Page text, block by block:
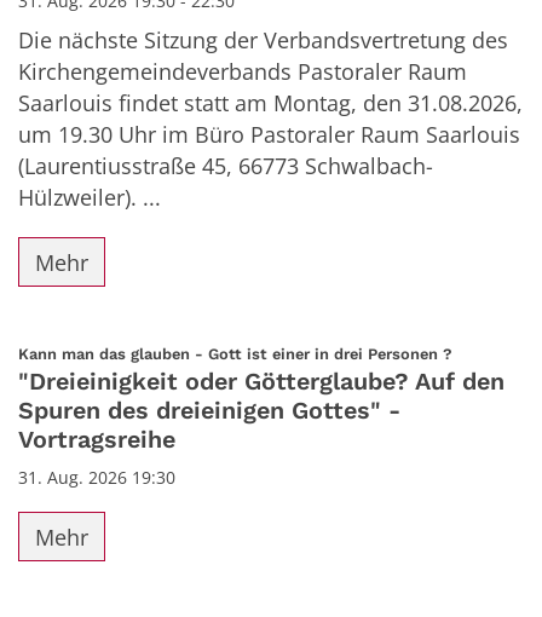
Die nächste Sitzung der Verbandsvertretung des
Kirchengemeindeverbands Pastoraler Raum
Saarlouis findet statt am Montag, den 31.08.2026,
um 19.30 Uhr im Büro Pastoraler Raum Saarlouis
(Laurentiusstraße 45, 66773 Schwalbach-
Hülzweiler). ...
Mehr
Kann man das glauben - Gott ist einer in drei Personen ?
"Dreieinigkeit oder Götterglaube? Auf den
Spuren des dreieinigen Gottes" -
Vortragsreihe
31. Aug. 2026 19:30
Mehr